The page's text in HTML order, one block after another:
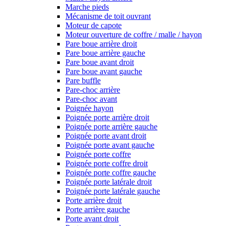
Marche pieds
Mécanisme de toit ouvrant
Moteur de capote
Moteur ouverture de coffre / malle / hayon
Pare boue arrière droit
Pare boue arrière gauche
Pare boue avant droit
Pare boue avant gauche
Pare buffle
Pare-choc arrière
Pare-choc avant
Poignée hayon
Poignée porte arrière droit
Poignée porte arrière gauche
Poignée porte avant droit
Poignée porte avant gauche
Poignée porte coffre
Poignée porte coffre droit
Poignée porte coffre gauche
Poignée porte latérale droit
Poignée porte latérale gauche
Porte arrière droit
Porte arrière gauche
Porte avant droit